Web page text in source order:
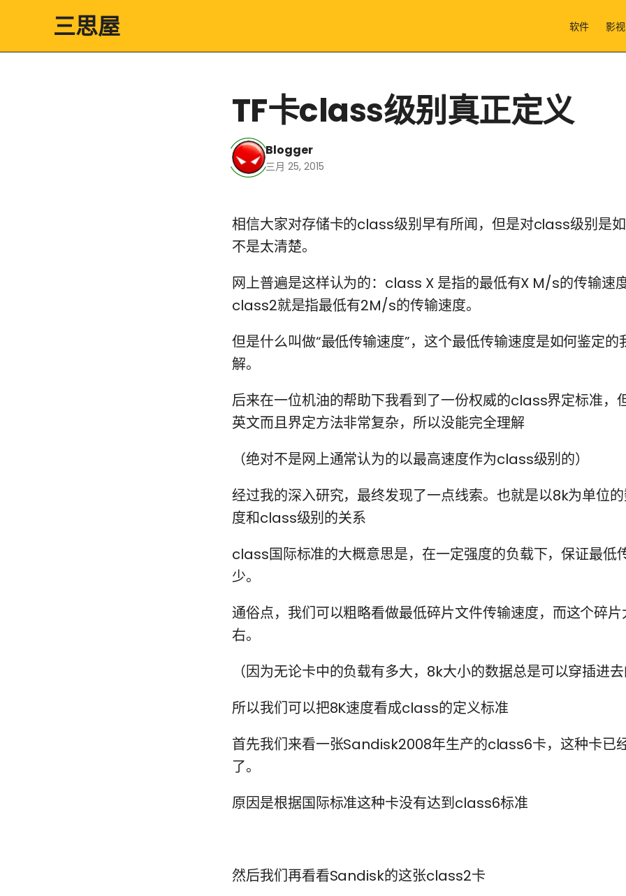
三思屋 软件 影视
TF卡class级别真正定义
Blogger
三月 25, 2015
相信大家对存储卡的class级别早有所闻，但是对class级别是
不是太清楚。
网上普遍是这样认为的：class X 是指的最低有X M/s的传输速
class2就是指最低有2M/s的传输速度。
但是什么叫做“最低传输速度”，这个最低传输速度是如何鉴定的
解。
后来在一位机油的帮助下我看到了一份权威的class界定标准，
英文而且界定方法非常复杂，所以没能完全理解
（绝对不是网上通常认为的以最高速度作为class级别的）
经过我的深入研究，最终发现了一点线索。也就是以8k为单位
度和class级别的关系
class国际标准的大概意思是，在一定强度的负载下，保证最低
少。
通俗点，我们可以粗略看做最低碎片文件传输速度，而这个碎
右。
（因为无论卡中的负载有多大，8k大小的数据总是可以穿插进去
所以我们可以把8K速度看成class的定义标准
首先我们来看一张Sandisk2008年生产的class6卡，这种卡已
了。
原因是根据国际标准这种卡没有达到class6标准
然后我们再看看Sandisk的这张class2卡